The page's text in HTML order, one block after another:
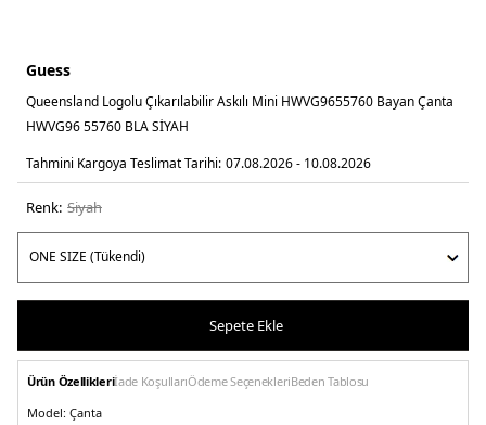
Guess
Queensland Logolu Çıkarılabilir Askılı Mini HWVG9655760 Bayan Çanta
HWVG96 55760 BLA SİYAH
Tahmini Kargoya Teslimat Tarihi: 07.08.2026 - 10.08.2026
Renk: si̇yah
Sepete Ekle
Ürün Özellikleriİade KoşullarıÖdeme SeçenekleriBeden Tablosu
Model: Çanta